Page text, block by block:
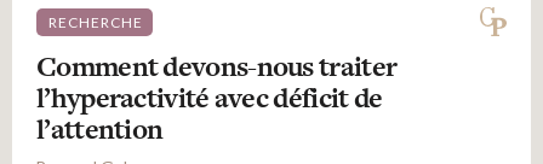
RECHERCHE
Comment devons-nous traiter
l’hyperactivité avec déficit de
l’attention